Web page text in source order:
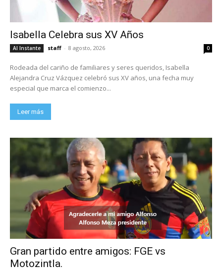
Isabella Celebra sus XV Años
Al Instante staff - 8 agosto, 2026 0
Rodeada del cariño de familiares y seres queridos, Isabella
Alejandra Cruz Vázquez celebró sus XV años, una fecha muy
especial que marca el comienzo...
Leer más
Gran partido entre amigos: FGE vs
Motozintla.